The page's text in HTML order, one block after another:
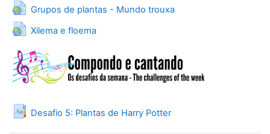
Grupos de plantas - Mundo trouxa
URL
Xilema e floema
URL
Desafio 5: Plantas de Harry Potter
Glossary